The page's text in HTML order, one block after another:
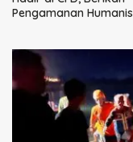
Pengamanan Humanis